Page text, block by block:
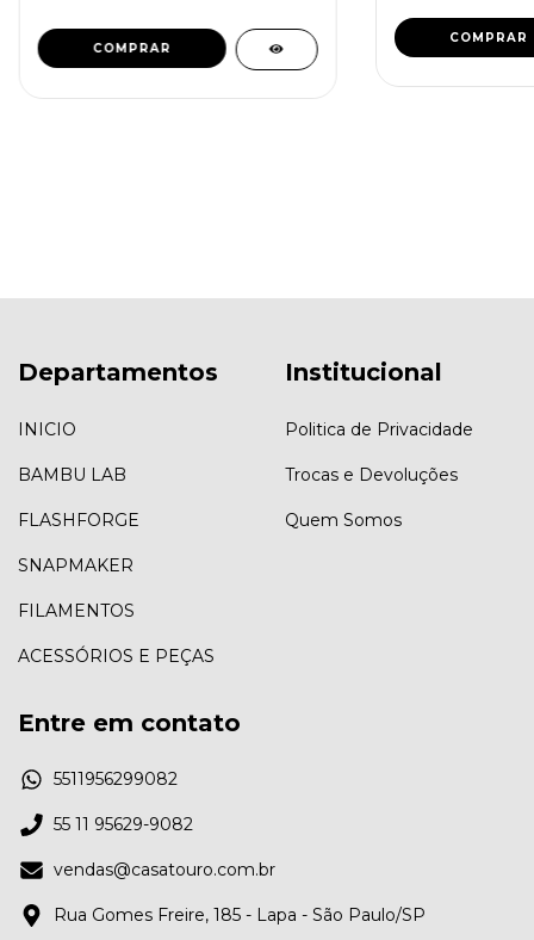
COMPRAR
Departamentos
INICIO
BAMBU LAB
FLASHFORGE
SNAPMAKER
FILAMENTOS
ACESSÓRIOS E PEÇAS
Institucional
Politica de Privacidade
Trocas e Devoluções
Quem Somos
Entre em contato
5511956299082
55 11 95629-9082
vendas@casatouro.com.br
Rua Gomes Freire, 185 - Lapa - São Paulo/SP